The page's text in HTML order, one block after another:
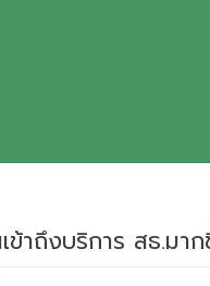
ข้าถึงบริการ สธ.ม